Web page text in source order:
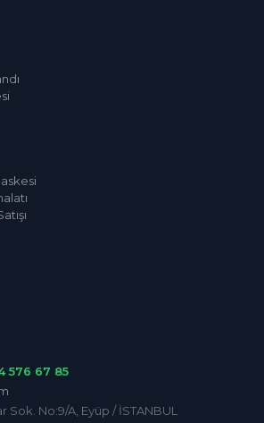
576 67 85
Sok. No:9/A, Eyüp / İSTANBUL